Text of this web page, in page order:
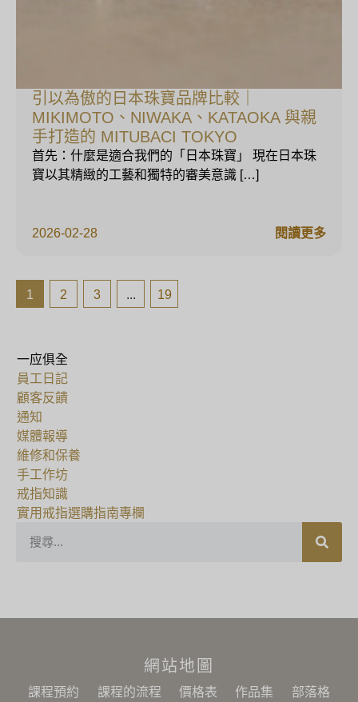
引以為傲的日本珠寶品牌比較｜
MIKIMOTO、NIWAKA、KATAOKA 與親
手打造的 MITUBACI TOKYO
2026-02-28
首先：什麼是適合我們的「日本珠寶」 現在日本珠
寶以其精緻的工藝和獨特的審美意識 […]
閱讀更多
1 2 3 ... 19
員工日記
顧客反饋
通知
媒體報導
維修和保養
手工作坊
戒指知識
實用戒指選購指南專欄
一应俱全
網站地圖
課程預約 課程的流程 價格表 作品集 部落格